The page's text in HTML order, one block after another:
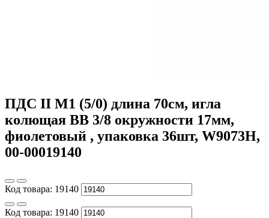
ПДС II М1 (5/0) длина 70см, игла
колющая ВВ 3/8 окружности 17мм,
фиолетовый , упаковка 36шт, W9073H,
00-00019140
Код товара: 19140
Код товара: 19140